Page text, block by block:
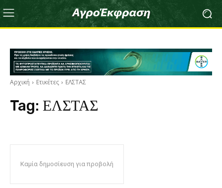
Αρχική Ετικέτες ΕΛΣΤΑΣ
Tag: ΕΛΣΤΑΣ
Καμία δημοσίευση για προβολή